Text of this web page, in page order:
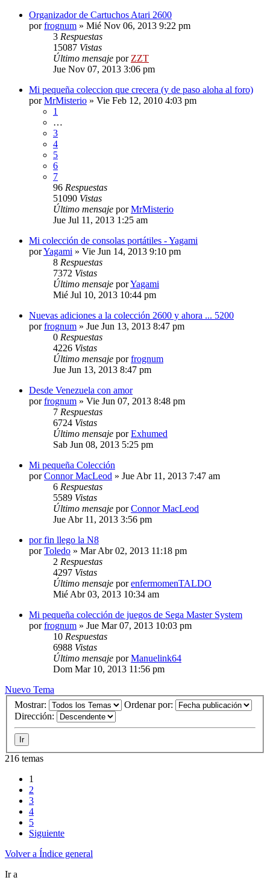
Organizador de Cartuchos Atari 2600
porfrognum » Mié Nov 06, 2013 9:22 pm
3 Respuestas
15087 Vistas
Último mensaje por ZZT
Jue Nov 07, 2013 3:06 pm
Mi pequeña coleccion que crecera (y de paso aloha al foro)
porMrMisterio » Vie Feb 12, 2010 4:03 pm
1
…
3
4
5
6
7
96 Respuestas
51090 Vistas
Último mensaje porMrMisterio
Jue Jul 11, 2013 1:25 am
Mi colección de consolas portátiles - Yagami
porYagami » Vie Jun 14, 2013 9:10 pm
8 Respuestas
7372 Vistas
Último mensaje porYagami
Mié Jul 10, 2013 10:44 pm
Nuevas adiciones a la colección 2600 y ahora ... 5200
porfrognum » Jue Jun 13, 2013 8:47 pm
0 Respuestas
4226 Vistas
Último mensaje porfrognum
Jue Jun 13, 2013 8:47 pm
Desde Venezuela con amor
porfrognum » Vie Jun 07, 2013 8:48 pm
7 Respuestas
6724 Vistas
Último mensaje porExhumed
Sab Jun 08, 2013 5:25 pm
Mi pequeña Colección
porConnor MacLeod » Jue Abr 11, 2013 7:47 am
6 Respuestas
5589 Vistas
Último mensaje porConnor MacLeod
Jue Abr 11, 2013 3:56 pm
por fin llego la N8
porToledo » Mar Abr 02, 2013 11:18 pm
2 Respuestas
4297 Vistas
Último mensaje porenfermomenTALDO
Mié Abr 03, 2013 10:34 am
Mi pequeña colección de juegos de Sega Master System
porfrognum » Jue Mar 07, 2013 10:03 pm
10 Respuestas
6988 Vistas
Último mensaje porManuelink64
Dom Mar 10, 2013 11:56 pm
Nuevo Tema
Mostrar:
Ordenar por:
Dirección:
216 temas
1
2
3
4
5
Siguiente
Volver a Índice general
Ir a